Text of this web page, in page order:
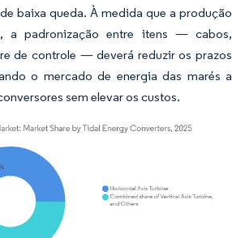
baixa queda. À medida que a produção
a padronização entre itens — cabos,
de controle — deverá reduzir os prazos
o mercado de energia das marés a
sem elevar os custos.